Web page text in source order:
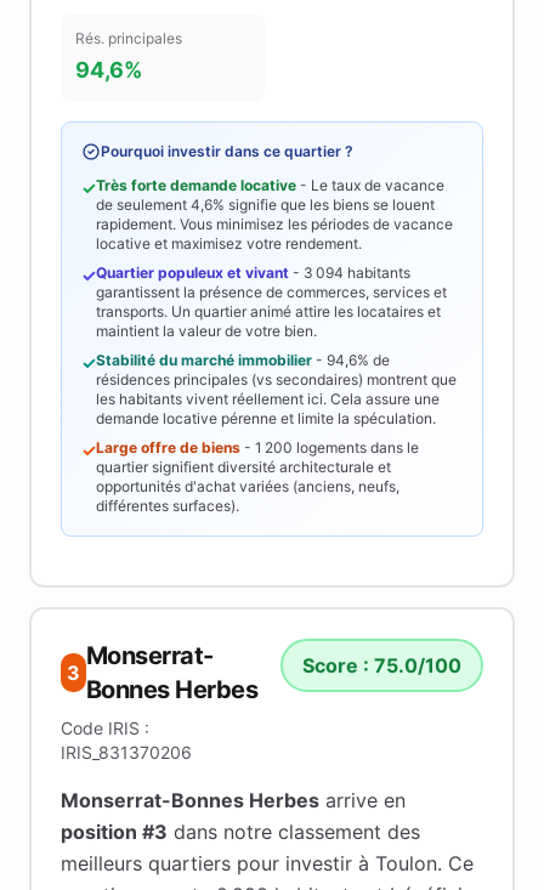
Rés. principales
94,6%
Pourquoi investir dans ce quartier ?
✓Très forte demande locative - Le taux de vacance
de seulement 4,6% signifie que les biens se louent
rapidement. Vous minimisez les périodes de vacance
locative et maximisez votre rendement.
✓Quartier populeux et vivant - 3 094 habitants
garantissent la présence de commerces, services et
transports. Un quartier animé attire les locataires et
maintient la valeur de votre bien.
✓Stabilité du marché immobilier - 94,6% de
résidences principales (vs secondaires) montrent que
les habitants vivent réellement ici. Cela assure une
demande locative pérenne et limite la spéculation.
✓Large offre de biens - 1 200 logements dans le
quartier signifient diversité architecturale et
opportunités d'achat variées (anciens, neufs,
différentes surfaces).
3
Monserrat-
Bonnes Herbes
Code IRIS :
IRIS_831370206
Score : 75.0/100
Monserrat-Bonnes Herbes arrive en
position #3 dans notre classement des
meilleurs quartiers pour investir à Toulon. Ce